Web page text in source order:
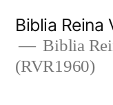
content
Biblia Reina
Biblia
(RVR1960)